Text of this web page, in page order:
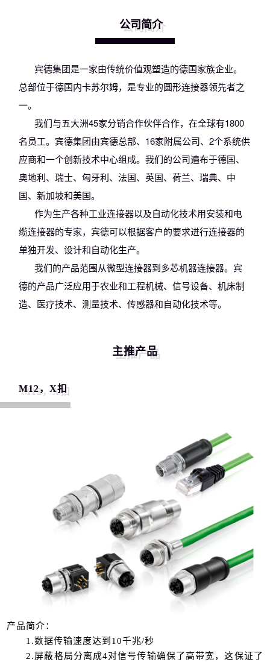
公司简介
宾德集团是一家由传统价值观塑造的德国家族企业。
总部位于德国内卡苏尔姆，是专业的圆形连接器领先者之
一。
我们与五大洲45家分销合作伙伴合作，在全球有1800
名员工。宾德集团由宾德总部、16家附属公司、2个系统供
应商和一个创新技术中心组成。我们的公司遍布于德国、
奥地利、瑞士、匈牙利、法国、英国、荷兰、瑞典、中
国、新加坡和美国。
作为生产各种工业连接器以及自动化技术用安装和电
缆连接器的专家，宾德可以根据客户的要求进行连接器的
单独开发、设计和自动化生产。
我们的产品范围从微型连接器到多芯机器连接器。宾
德的产品广泛应用于农业和工程机械、信号设备、机床制
造、医疗技术、测量技术、传感器和自动化技术等。
主推产品
M12，X扣
产品简介：
1.数据传输速度达到10千兆/秒
2.屏蔽格局分离成4对信号传输确保了高带宽，这保证了